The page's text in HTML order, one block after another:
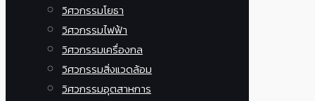
วิศวกรรมโยธา
วิศวกรรมไฟฟ้า
วิศวกรรมเครื่องกล
วิศวกรรมสิ่งแวดล้อม
วิศวกรรมอุตสาหการ